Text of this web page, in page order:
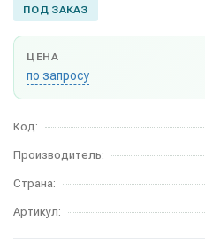
ПОД ЗАКАЗ
ЦЕНА
по запросу
Код:
Производитель:
Страна:
Артикул: